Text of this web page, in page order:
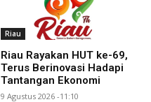
Riau
Riau Rayakan HUT ke-69,
Terus Berinovasi Hadapi
Tantangan Ekonomi
9 Agustus 2026 -11:10